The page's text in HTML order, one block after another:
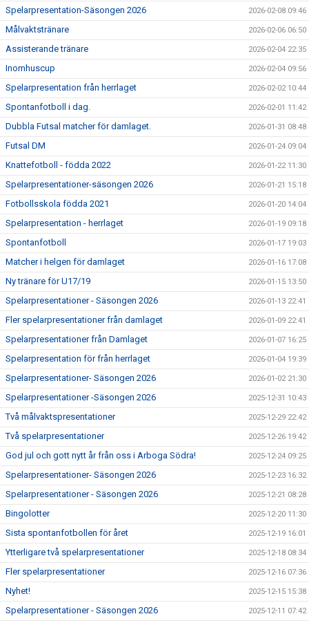
Spelarpresentation-Säsongen 2026 2026-02-08 09:46
Målvaktstränare 2026-02-06 06:50
Assisterande tränare 2026-02-04 22:35
Inomhuscup 2026-02-04 09:56
Spelarpresentation från herrlaget 2026-02-02 10:44
Spontanfotboll i dag. 2026-02-01 11:42
Dubbla Futsal matcher för damlaget. 2026-01-31 08:48
Futsal DM 2026-01-24 09:04
Knattefotboll - födda 2022 2026-01-22 11:30
Spelarpresentationer-säsongen 2026 2026-01-21 15:18
Fotbollsskola födda 2021 2026-01-20 14:04
Spelarpresentation - herrlaget 2026-01-19 09:18
Spontanfotboll 2026-01-17 19:03
Matcher i helgen för damlaget 2026-01-16 17:08
Ny tränare för U17/19 2026-01-15 13:50
Spelarpresentationer - Säsongen 2026 2026-01-13 22:41
Fler spelarpresentationer från damlaget 2026-01-09 22:41
Spelarpresentationer från Damlaget 2026-01-07 16:25
Spelarpresentation för från herrlaget 2026-01-04 19:39
Spelarpresentationer- Säsongen 2026 2026-01-02 21:30
Spelarpresentationer -Säsongen 2026 2025-12-31 10:43
Två målvaktspresentationer 2025-12-29 22:42
Två spelarpresentationer 2025-12-26 19:42
God jul och gott nytt år från oss i Arboga Södra! 2025-12-24 09:25
Spelarpresentationer- Säsongen 2026 2025-12-23 16:32
Spelarpresentationer - Säsongen 2026 2025-12-21 08:28
Bingolotter 2025-12-20 11:30
Sista spontanfotbollen för året 2025-12-19 16:01
Ytterligare två spelarpresentationer 2025-12-18 08:34
Fler spelarpresentationer 2025-12-16 07:36
Nyhet! 2025-12-15 15:38
Spelarpresentationer - Säsongen 2026 2025-12-11 07:42